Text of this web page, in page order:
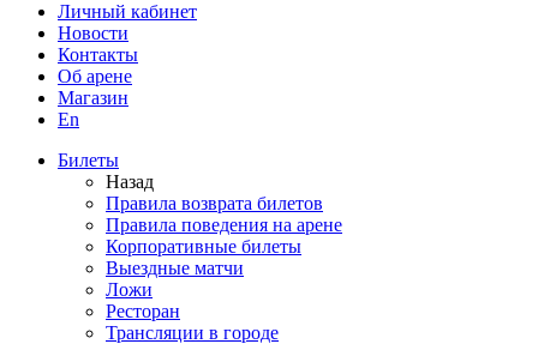
Личный кабинет
Новости
Контакты
Об арене
Магазин
En
Билеты
Назад
Правила возврата билетов
Правила поведения на арене
Корпоративные билеты
Выездные матчи
Ложи
Ресторан
Трансляции в городе